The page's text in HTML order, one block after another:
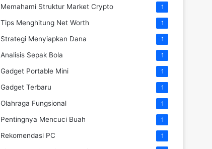
Memahami Struktur Market Crypto 1
Tips Menghitung Net Worth 1
Strategi Menyiapkan Dana 1
Analisis Sepak Bola 1
Gadget Portable Mini 1
Gadget Terbaru 1
Olahraga Fungsional 1
Pentingnya Mencuci Buah 1
Rekomendasi PC 1